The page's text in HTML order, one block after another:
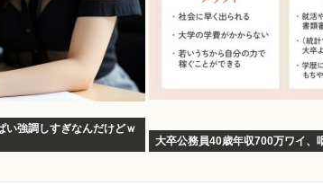
い強調しすぎなんだけどｗ
大卒公務員40歳年収700万ワイ、